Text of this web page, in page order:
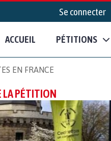
Se connecter
ACCUEIL PÉTITIONS
EN FRANCE
LA PÉTITION